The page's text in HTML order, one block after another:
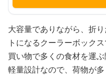
大容量でありながら、折
トになるクーラーボックス
買い物で多くの食材を運ぶ
軽量設計なので、荷物が